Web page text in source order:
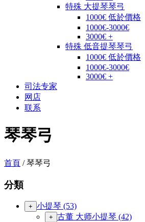
特殊 大提琴琴弓
1000€ 低於價格
1000€-3000€
3000€ +
特殊 低音提琴琴弓
1000€ 低於價格
1000€-3000€
3000€ +
司法专家
网店
联系
琴琴弓
首頁 / 琴琴弓
分類
+ 小提琴 (53)
+ 古董 大师小提琴 (42)